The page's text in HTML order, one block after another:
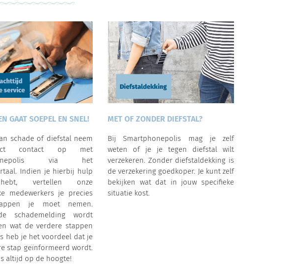
GAAT SOEPEL EN SNEL!
schade of diefstal neem
contact op met
via het
Indien je hierbij hulp
vertellen onze
medewerkers je precies
je moet nemen.
schademelding wordt
wat de verdere stappen
heb je het voordeel dat je
stap geïnformeerd wordt.
altijd op de hoogte!
MET OF ZONDER DIEFSTAL?
Bij Smartphonepolis mag je zelf
weten of je je tegen diefstal wilt
verzekeren. Zonder diefstaldekking is
de verzekering goedkoper. Je kunt zelf
bekijken wat dat in jouw specifieke
situatie kost.